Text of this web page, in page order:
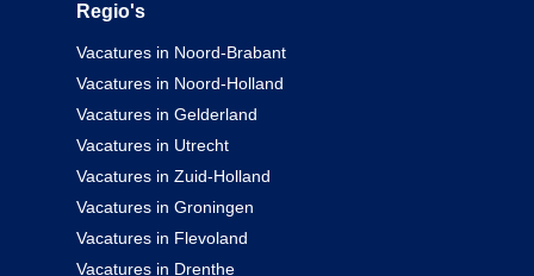
Regio's
Vacatures in Noord-Brabant
Vacatures in Noord-Holland
Vacatures in Gelderland
Vacatures in Utrecht
Vacatures in Zuid-Holland
Vacatures in Groningen
Vacatures in Flevoland
Vacatures in Drenthe